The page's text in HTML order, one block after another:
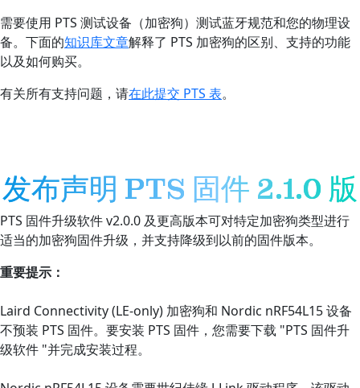
需要使用 PTS 测试设备（加密狗）测试蓝牙规范和您的物理设
备。下面的知识库文章解释了 PTS 加密狗的区别、支持的功能
以及如何购买。
有关所有支持问题，请在此提交 PTS 表。
发布声明 PTS 固件 2.1.0 版
PTS 固件升级软件 v2.0.0 及更高版本可对特定加密狗类型进行
适当的加密狗固件升级，并支持降级到以前的固件版本。
重要提示：
Laird Connectivity (LE-only) 加密狗和 Nordic nRF54L15 设备
不预装 PTS 固件。要安装 PTS 固件，您需要下载 "PTS 固件升
级软件 "并完成安装过程。